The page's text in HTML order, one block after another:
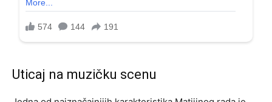
Uticaj na muzičku scenu